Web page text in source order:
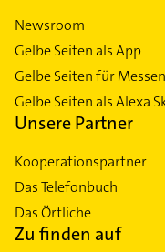
Newsroom
Gelbe Seiten als App
Gelbe Seiten für
Gelbe Seiten als Alexa
Unsere Partner
Kooperationspartner
Das Telefonbuch
Das Örtliche
Zu finden auf